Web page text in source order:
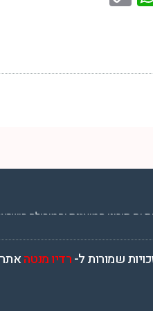
תיכוני המואזנת והמובילה בישראל המשדרת
רדיו מנטה